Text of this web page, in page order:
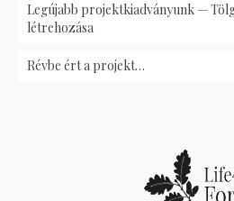
Legújabb projektkiadványunk —
létrehozása
Révbe ért a projekt…